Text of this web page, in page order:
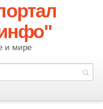
и мире